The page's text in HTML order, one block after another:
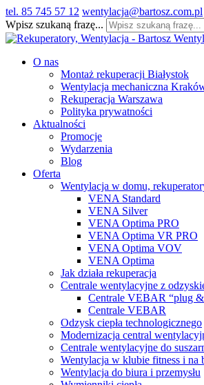
tel. 85 745 57 12 wentylacja@bartosz.com.pl
Wpisz szukaną frazę...
O nas
Montaż rekuperacji Białystok
Wentylacja mechaniczna
Rekuperacja Warszawa
Polityka prywatności
Aktualności
Promocje
Wydarzenia
Blog
Oferta
Wentylacja w domu,
VENA Standard
VENA Silver
VENA Optima PRO
VENA Optima VR PRO
VENA Optima VOV
VENA Optima
Jak działa rekuperacja
Centrale wentylacyjne z
Centrale VEBAR “plug
Centrale VEBAR
Odzysk ciepła technologicznego
Modernizacja central
Centrale wentylacyjne do
Wentylacja w klubie fitness i na
Wentylacja do biura i przemysłu